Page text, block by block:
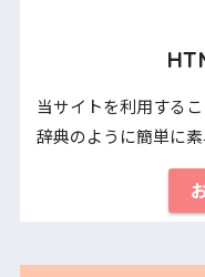
当サイトを利用する
辞典のように簡単に